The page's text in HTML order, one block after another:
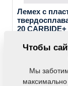
Лемех с
20 CARBIDE+
Чтобы
Мы